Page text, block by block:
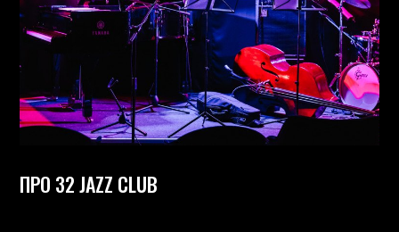
ПРО 32 JAZZ CLUB